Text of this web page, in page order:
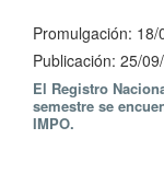
Promulgación: 18/
Publicación: 25/
El Registro
semestre se
IMPO.